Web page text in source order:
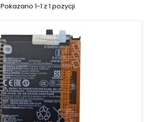
Pokazano 1-1 z 1 pozycji